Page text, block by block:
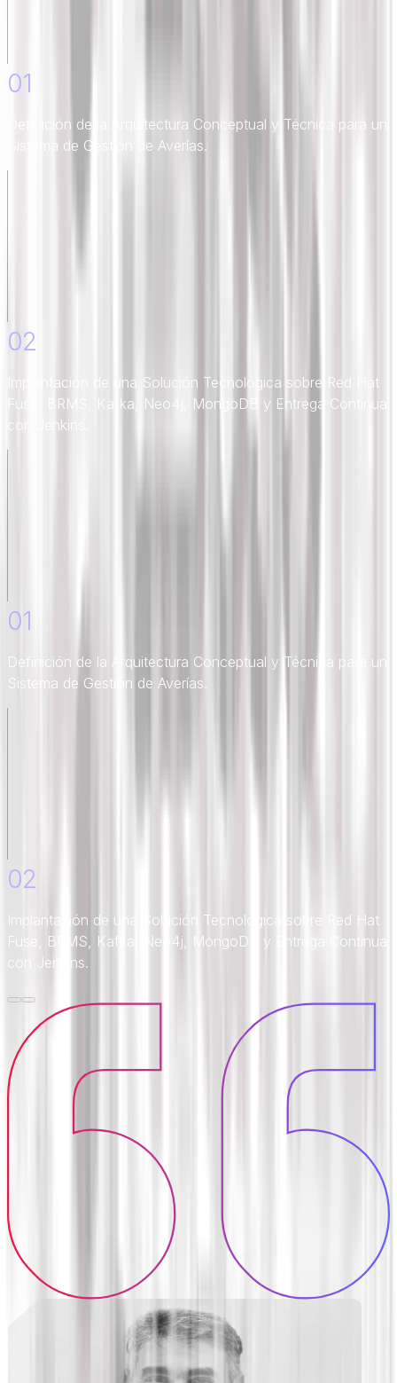
01
Definición de la Arquitectura Conceptual y Técnica para un
Sistema de Gestión de Averías.
02
Implantación de una Solución Tecnológica sobre Red Hat
Fuse, BRMS, Kafka, Neo4j, MongoDB y Entrega Continua
con Jenkins.
01
Definición de la Arquitectura Conceptual y Técnica para un
Sistema de Gestión de Averías.
02
Implantación de una Solución Tecnológica sobre Red Hat
Fuse, BRMS, Kafka, Neo4j, MongoDB y Entrega Continua
con Jenkins.